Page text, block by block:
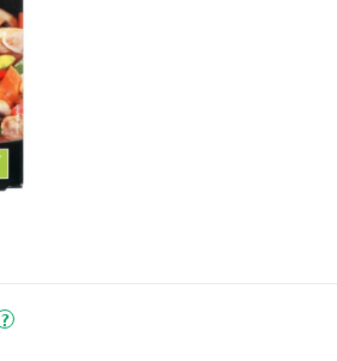
?